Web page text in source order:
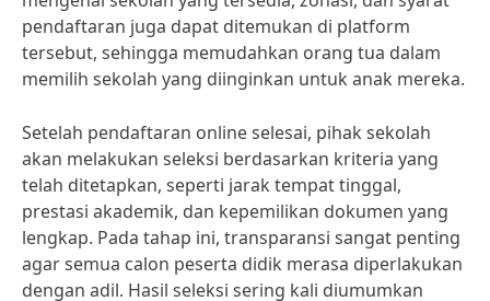
pendaftaran juga dapat ditemukan di platform
tersebut, sehingga memudahkan orang tua dalam
memilih sekolah yang diinginkan untuk anak mereka.
Setelah pendaftaran online selesai, pihak sekolah
akan melakukan seleksi berdasarkan kriteria yang
telah ditetapkan, seperti jarak tempat tinggal,
prestasi akademik, dan kepemilikan dokumen yang
lengkap. Pada tahap ini, transparansi sangat penting
agar semua calon peserta didik merasa diperlakukan
dengan adil. Hasil seleksi sering kali diumumkan